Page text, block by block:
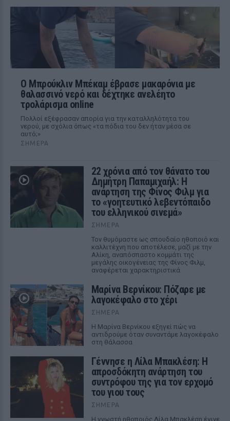
Ο Μπρούκλιν Μπέκαμ έβρασε μακαρόνια με
θαλασσινό νερό και δέχτηκε ανελέητο
τρολάρισμα online
Πολλοί εξέφρασαν απορία για την καταλληλότητα του
νερού, με σχόλια όπως «τα πόδια του δεν ήταν μέσα σε
αυτό;»
ΣΉΜΕΡΑ
22 χρόνια από τον θάνατο του
Δημήτρη Παπαμιχαήλ: Η
ανάρτηση της Φίνος Φιλμ για
το «γοητευτικό λεβεντόπαιδο
του ελληνικού σινεμά»
ΣΉΜΕΡΑ
Τον θυμόμαστε ως σπουδαίο ηθοποιό και
καλλιτέχνη που αποτέλεσε, μαζί με την
Αλίκη, αναπόσπαστο κομμάτι της
μεγάλης οικογένειας της Φίνος Φιλμ,
αναφέρεται χαρακτηριστικά
Μαρίνα Βερνίκου: Πόζαρε με
λαγοκέφαλο στο χέρι
ΣΉΜΕΡΑ
Η Μαρίνα Βερνίκου εξηγεί πώς να
αντιδρούμε όταν συναντάμε λαγοκέφαλο
στη θάλασσα
Γέννησε η Λίλα Μπακλέση: Η
απροσδόκητη ανάρτηση του
συντρόφου της για τον ερχομό
του γιου τους
ΣΉΜΕΡΑ
Η γνωστή ηθοποιός Λίλα Μπακλέση έγινε